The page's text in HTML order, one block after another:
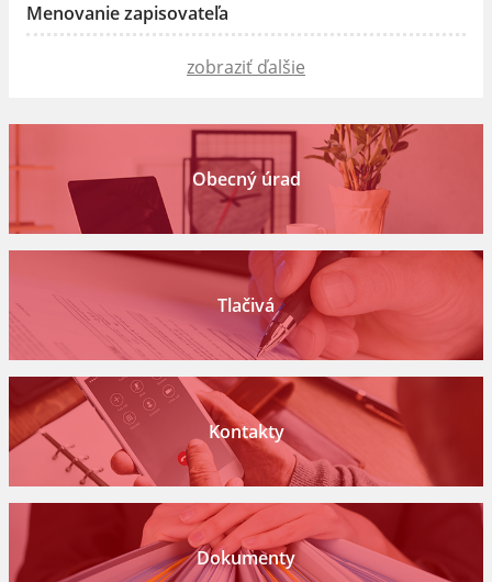
Menovanie zapisovateľa
zobraziť ďalšie
Obecný úrad
Tlačivá
Kontakty
Dokumenty